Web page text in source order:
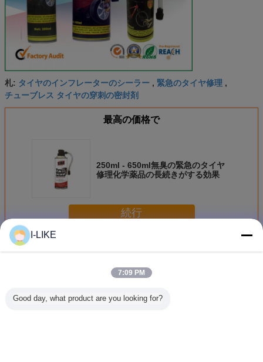
札: タイヤのインフレーターのシーラー , 緊急のタイヤ修理 ,
チューブレス タイヤの穿刺の密封剤
最高の価格で
250ml - 650ml無臭の緊急のタイヤ
修理化学薬品の長続きがする効果
続行
多く緊急のタイヤ修理
I-LIKE
7:09 PM
Good day, what product are you looking for?